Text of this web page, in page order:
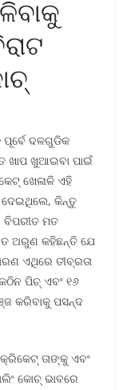
ଦଳଗୁଡିକ
ଖୁଆଇବା ପାଇଁ
ଖେଳାଳି ଏହି
କିନ୍ତୁ
ବିପରୀତ ମତ
ଅରୁଣ କହିଛନ୍ତି ଯେ
ଏଥିରେ ତୀବ୍ରତା
ପିଚ୍ ଏବଂ ୧୬
କରିବାକୁ ପସନ୍ଦ
ତାଙ୍କୁ ଏବଂ
କୋଚ୍ ଭାବରେ